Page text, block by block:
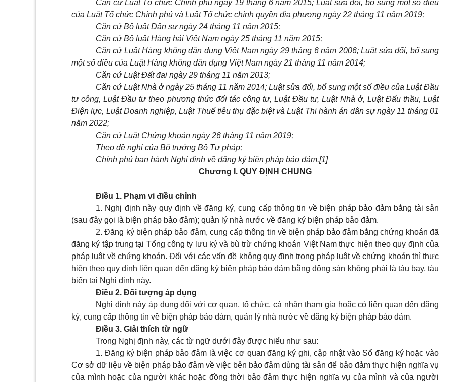
Căn cứ Luật Tổ chức Chính phủ ngày 19 tháng 6 năm 2015; Luật sửa đổi, bổ sung một số điều
của Luật Tổ chức Chính phủ và Luật Tổ chức chính quyền địa phương ngày 22 tháng 11 năm 2019;
Căn cứ Bộ luật Dân sự ngày 24 tháng 11 năm 2015;
Căn cứ Bộ luật Hàng hải Việt Nam ngày 25 tháng 11 năm 2015;
Căn cứ Luật Hàng không dân dụng Việt Nam ngày 29 tháng 6 năm 2006; Luật sửa đổi, bổ sung
một số điều của Luật Hàng không dân dụng Việt Nam ngày 21 tháng 11 năm 2014;
Căn cứ Luật Đất đai ngày 29 tháng 11 năm 2013;
Căn cứ Luật Nhà ở ngày 25 tháng 11 năm 2014; Luật sửa đổi, bổ sung một số điều của Luật Đầu
tư công, Luật Đầu tư theo phương thức đối tác công tư, Luật Đầu tư, Luật Nhà ở, Luật Đấu thầu, Luật
Điện lực, Luật Doanh nghiệp, Luật Thuế tiêu thụ đặc biệt và Luật Thi hành án dân sự ngày 11 tháng 01
năm 2022;
Căn cứ Luật Chứng khoán ngày 26 tháng 11 năm 2019;
Theo đề nghị của Bộ trưởng Bộ Tư pháp;
Chính phủ ban hành Nghị định về đăng ký biện pháp bảo đảm.[1]
Chương I. QUY ĐỊNH CHUNG
Điều 1. Phạm vi điều chỉnh
1. Nghị định này quy định về đăng ký, cung cấp thông tin về biện pháp bảo đảm bằng tài sản
(sau đây gọi là biện pháp bảo đảm); quản lý nhà nước về đăng ký biện pháp bảo đảm.
2. Đăng ký biện pháp bảo đảm, cung cấp thông tin về biện pháp bảo đảm bằng chứng khoán đã
đăng ký tập trung tại Tổng công ty lưu ký và bù trừ chứng khoán Việt Nam thực hiện theo quy định của
pháp luật về chứng khoán. Đối với các vấn đề không quy định trong pháp luật về chứng khoán thì thực
hiện theo quy định liên quan đến đăng ký biện pháp bảo đảm bằng động sản không phải là tàu bay, tàu
biển tại Nghị định này.
Điều 2. Đối tượng áp dụng
Nghị định này áp dụng đối với cơ quan, tổ chức, cá nhân tham gia hoặc có liên quan đến đăng
ký, cung cấp thông tin về biện pháp bảo đảm, quản lý nhà nước về đăng ký biện pháp bảo đảm.
Điều 3. Giải thích từ ngữ
Trong Nghị định này, các từ ngữ dưới đây được hiểu như sau:
1. Đăng ký biện pháp bảo đảm là việc cơ quan đăng ký ghi, cập nhật vào Sổ đăng ký hoặc vào
Cơ sở dữ liệu về biện pháp bảo đảm về việc bên bảo đảm dùng tài sản để bảo đảm thực hiện nghĩa vụ
của mình hoặc của người khác hoặc đồng thời bảo đảm thực hiện nghĩa vụ của mình và của người